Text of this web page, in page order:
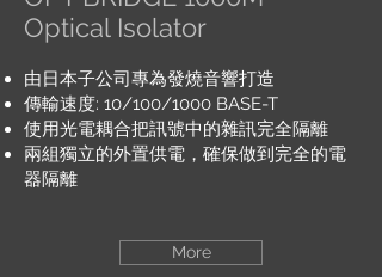
Optical Isolator
由日本子公司專為發燒音響打造
傳輸速度: 10/100/1000 BASE-T
使用光電耦合把訊號中的雜訊完全隔離
兩組獨立的外置供電，確保做到完全的電
器隔離
More